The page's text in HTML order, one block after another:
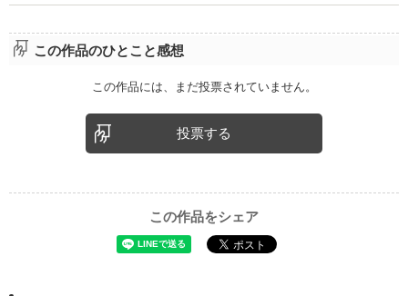
この作品のひとこと感想
この作品には、まだ投票されていません。
投票する
この作品をシェア